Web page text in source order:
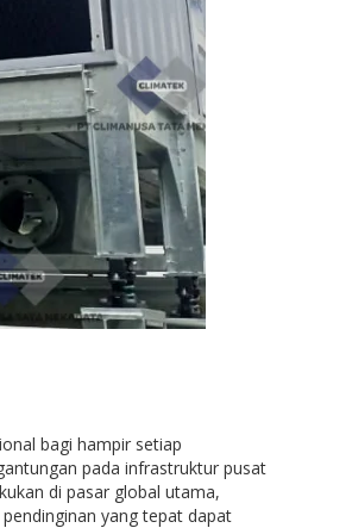
bagi hampir setiap
pada infrastruktur pusat
di pasar global utama,
yang tepat dapat